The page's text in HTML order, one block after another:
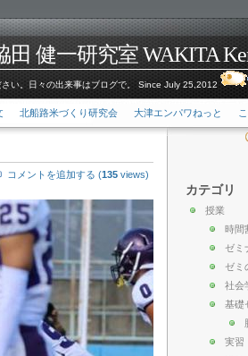
健一研究室 WAKITA
い。日々の出来事はブログで。 Since July 25,2012
北船路米づくり研究会 大津エンパワねっと
コメントを追加する (135 views)
カテゴリ
授業
時間
ゼミ
ゼミ
社会
基礎
実習